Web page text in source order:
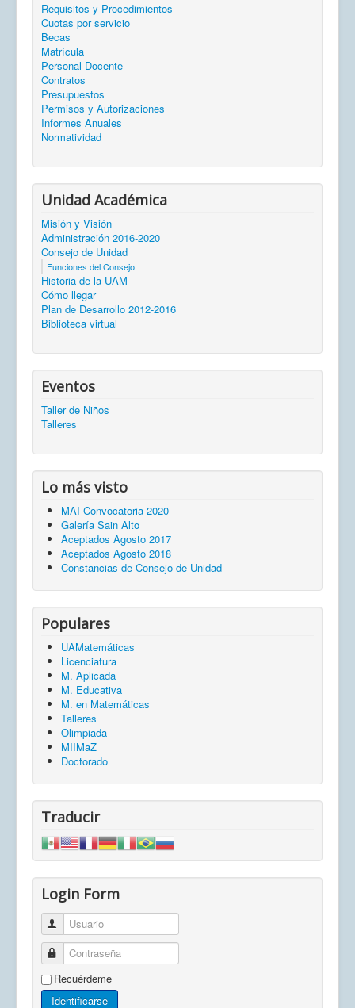
Requisitos y Procedimientos
Cuotas por servicio
Becas
Matrícula
Personal Docente
Contratos
Presupuestos
Permisos y Autorizaciones
Informes Anuales
Normatividad
Unidad Académica
Misión y Visión
Administración 2016-2020
Consejo de Unidad
Funciones del Consejo
Historia de la UAM
Cómo llegar
Plan de Desarrollo 2012-2016
Biblioteca virtual
Eventos
Taller de Niños
Talleres
Lo más visto
MAI Convocatoria 2020
Galería Sain Alto
Aceptados Agosto 2017
Aceptados Agosto 2018
Constancias de Consejo de Unidad
Populares
UAMatemáticas
Licenciatura
M. Aplicada
M. Educativa
M. en Matemáticas
Talleres
Olimpiada
MIIMaZ
Doctorado
Traducir
Login Form
Usuario
Contraseña
Recuérdeme
Identificarse